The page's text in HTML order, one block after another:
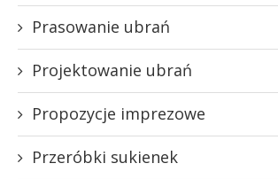
Prasowanie ubrań
Projektowanie ubrań
Propozycje imprezowe
Przeróbki sukienek